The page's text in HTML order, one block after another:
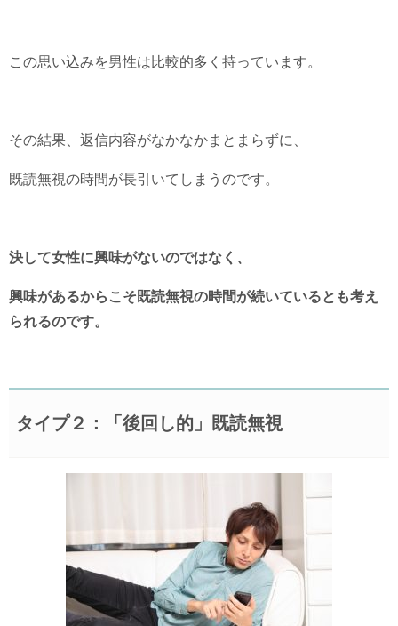
この思い込みを男性は比較的多く持っています。
その結果、返信内容がなかなかまとまらずに、
既読無視の時間が長引いてしまうのです。
決して女性に興味がないのではなく、
興味があるからこそ既読無視の時間が続いているとも考え
られるのです。
タイプ２：「後回し的」既読無視